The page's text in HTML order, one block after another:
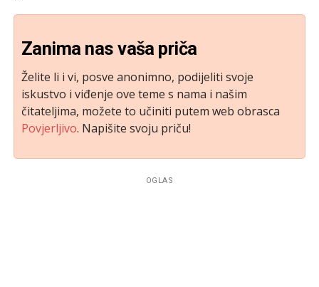
Zanima nas vaša priča
Želite li i vi, posve anonimno, podijeliti svoje
iskustvo i viđenje ove teme s nama i našim
čitateljima, možete to učiniti putem web obrasca
Povjerljivo. Napišite svoju priču!
OGLAS